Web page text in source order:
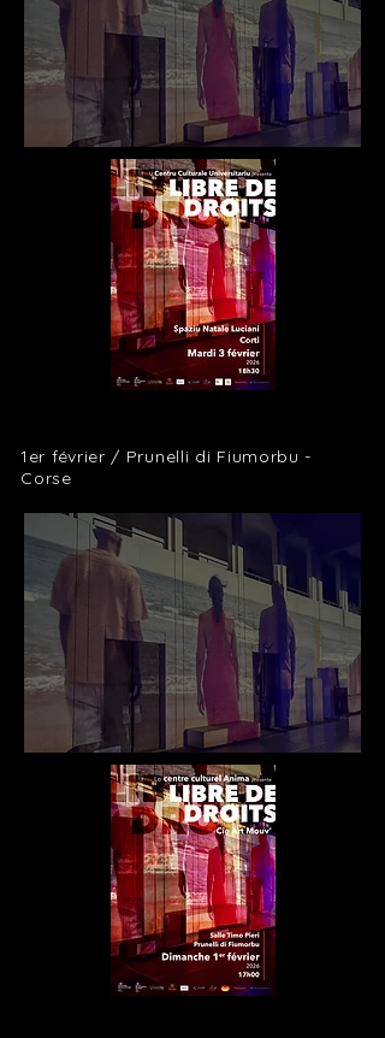
1er février / Prunelli di Fiumorbu -
Corse